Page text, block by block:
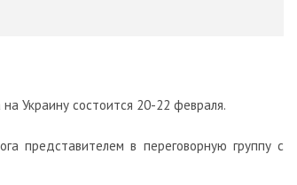
Украину состоится 20-22 февраля.
представителем в переговорную группу с